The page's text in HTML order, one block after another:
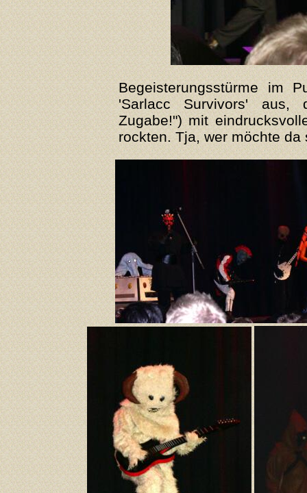
Begeisterungsstürme im
'Sarlacc Survivors' aus,
Zugabe!") mit
rockten. Tja, wer möchte